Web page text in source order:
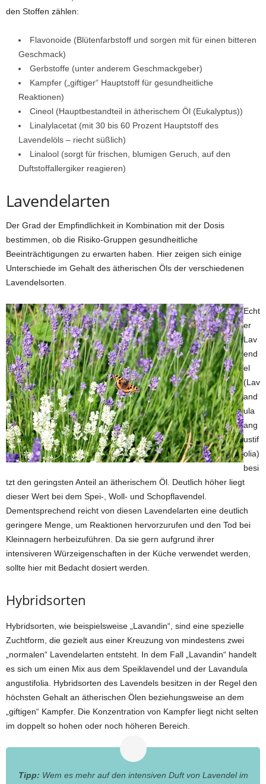
den Stoffen zählen:
Flavonoide (Blütenfarbstoff und sorgen mit für einen bitteren
Geschmack)
Gerbstoffe (unter anderem Geschmackgeber)
Kampfer („giftiger“ Hauptstoff für gesundheitliche
Reaktionen)
Cineol (Hauptbestandteil in ätherischem Öl (Eukalyptus))
Linalylacetat (mit 30 bis 60 Prozent Hauptstoff des
Lavendelöls – riecht süßlich)
Linalool (sorgt für frischen, blumigen Geruch, auf den
Duftstoffallergiker reagieren)
Lavendelarten
Der Grad der Empfindlichkeit in Kombination mit der Dosis
bestimmen, ob die Risiko-Gruppen gesundheitliche
Beeinträchtigungen zu erwarten haben. Hier zeigen sich einige
Unterschiede im Gehalt des ätherischen Öls der verschiedenen
Lavendelsorten.
Echt
er
Lav
end
el
(Lav
and
ula
ang
ustif
olia)
besi
tzt den geringsten Anteil an ätherischem Öl. Deutlich höher liegt
dieser Wert bei dem Spei-, Woll- und Schopflavendel.
Dementsprechend reicht von diesen Lavendelarten eine deutlich
geringere Menge, um Reaktionen hervorzurufen und den Tod bei
Kleinnagern herbeizuführen. Da sie gern aufgrund ihrer
intensiveren Würzeigenschaften in der Küche verwendet werden,
sollte hier mit Bedacht dosiert werden.
Hybridsorten
Hybridsorten, wie beispielsweise „Lavandin“, sind eine spezielle
Zuchtform, die gezielt aus einer Kreuzung von mindestens zwei
„normalen“ Lavendelarten entsteht. In dem Fall „Lavandin“ handelt
es sich um einen Mix aus dem Speiklavendel und der Lavandula
angustifolia. Hybridsorten des Lavendels besitzen in der Regel den
höchsten Gehalt an ätherischen Ölen beziehungsweise an dem
„giftigen“ Kampfer. Die Konzentration von Kampfer liegt nicht selten
im doppelt so hohen oder noch höheren Bereich.
Tipp: Wem es mehr auf den intensiven Duft von Lavendel im